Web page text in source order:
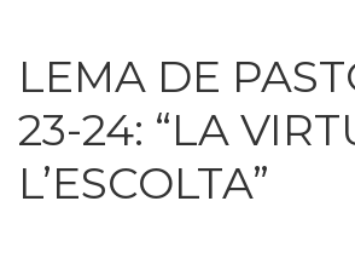
LEMA DE
23-24: “LA
L’ESCOLTA”